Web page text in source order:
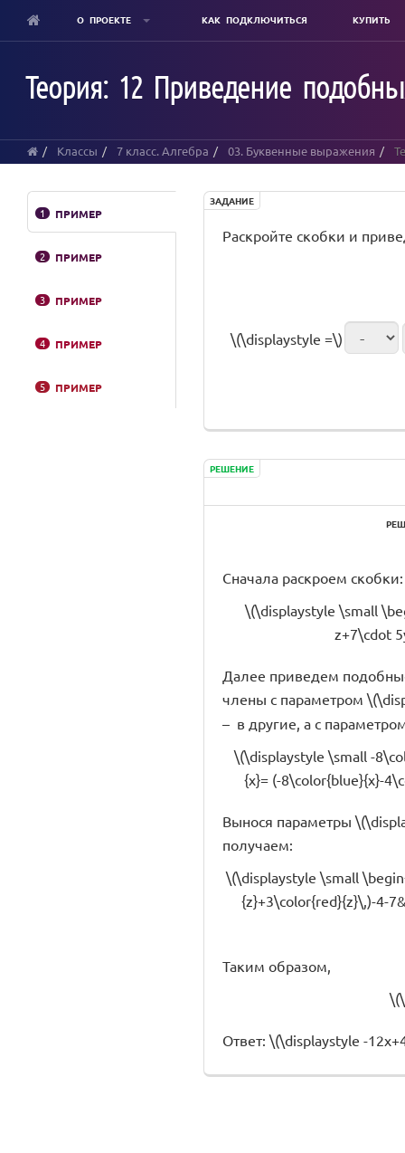
content
О ПРОЕКТЕ КАК ПОДКЛЮЧИТЬСЯ КУПИТЬ
Теория: 12 Приведение
Классы 7 класс. Алгебра 03. Буквенные выражения
1 ПРИМЕР
2 ПРИМЕР
3 ПРИМЕР
4 ПРИМЕР
5 ПРИМЕР
ЗАДАНИЕ
Раскройте скобки и
\(\displaystyle =\)
РЕШЕНИЕ
Сначала раскроем скобки:
\(\displaystyle \small
z+7\cdot
Далее приведем
члены с параметром
– в другие, а с
\(\displaystyle \small -
{x}= (-8\color{blue}{x}-
Вынося параметры
получаем:
\(\displaystyle \small
{z}+3\color{red}{z}\,)-4-
Таким образом,
Ответ: \(\displaystyle -